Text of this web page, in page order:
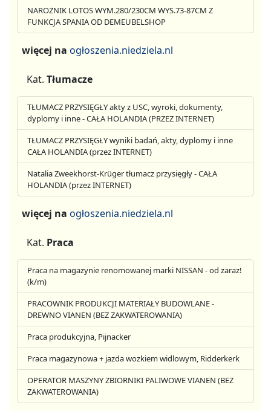
NAROŻNIK LOTOS WYM.280/230CM WYS.73-87CM Z
FUNKCJA SPANIA OD DEMEUBELSHOP
więcej na ogłoszenia.niedziela.nl
Kat. Tłumacze
TŁUMACZ PRZYSIĘGŁY akty z USC, wyroki, dokumenty,
dyplomy i inne - CAŁA HOLANDIA (PRZEZ INTERNET)
TŁUMACZ PRZYSIĘGŁY wyniki badań, akty, dyplomy i inne
CAŁA HOLANDIA (przez INTERNET)
Natalia Zweekhorst-Krüger tłumacz przysięgły - CAŁA
HOLANDIA (przez INTERNET)
więcej na ogłoszenia.niedziela.nl
Kat. Praca
Praca na magazynie renomowanej marki NISSAN - od zaraz!
(k/m)
PRACOWNIK PRODUKCJI MATERIAŁY BUDOWLANE -
DREWNO VIANEN (BEZ ZAKWATEROWANIA)
Praca produkcyjna, Pijnacker
Praca magazynowa + jazda wozkiem widlowym, Ridderkerk
OPERATOR MASZYNY ZBIORNIKI PALIWOWE VIANEN (BEZ
ZAKWATEROWANIA)